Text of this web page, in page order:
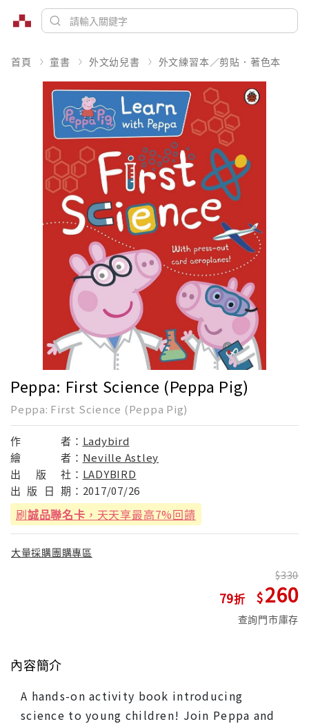
首頁 童書 外文幼兒書 外文練習本／剪貼．著色本
Peppa: First Science (Peppa Pig)
Peppa: First Science (Peppa Pig)
作 者： Ladybird
繪
者： Neville Astley
出
版 社： LADYBIRD
出 版 日 期： 2017/07/26
刷誠品聯名卡 ，天天享最高7%回饋
大量採購團購專區
79
330
260
查詢門市庫存
內容簡介
A hands-on activity book introducing
science to young children! Join Peppa and